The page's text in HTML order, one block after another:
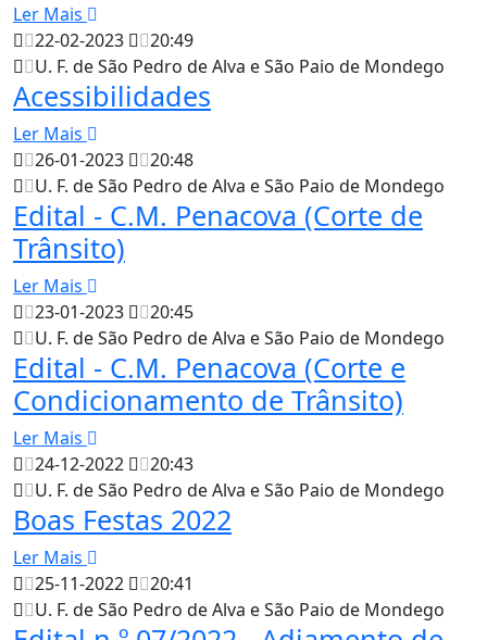
Ler Mais
22-02-2023
20:49
U. F. de São Pedro de Alva e São Paio de Mondego
Acessibilidades
Ler Mais
26-01-2023
20:48
U. F. de São Pedro de Alva e São Paio de Mondego
Edital - C.M. Penacova (Corte de
Trânsito)
Ler Mais
23-01-2023
20:45
U. F. de São Pedro de Alva e São Paio de Mondego
Edital - C.M. Penacova (Corte e
Condicionamento de Trânsito)
Ler Mais
24-12-2022
20:43
U. F. de São Pedro de Alva e São Paio de Mondego
Boas Festas 2022
Ler Mais
25-11-2022
20:41
U. F. de São Pedro de Alva e São Paio de Mondego